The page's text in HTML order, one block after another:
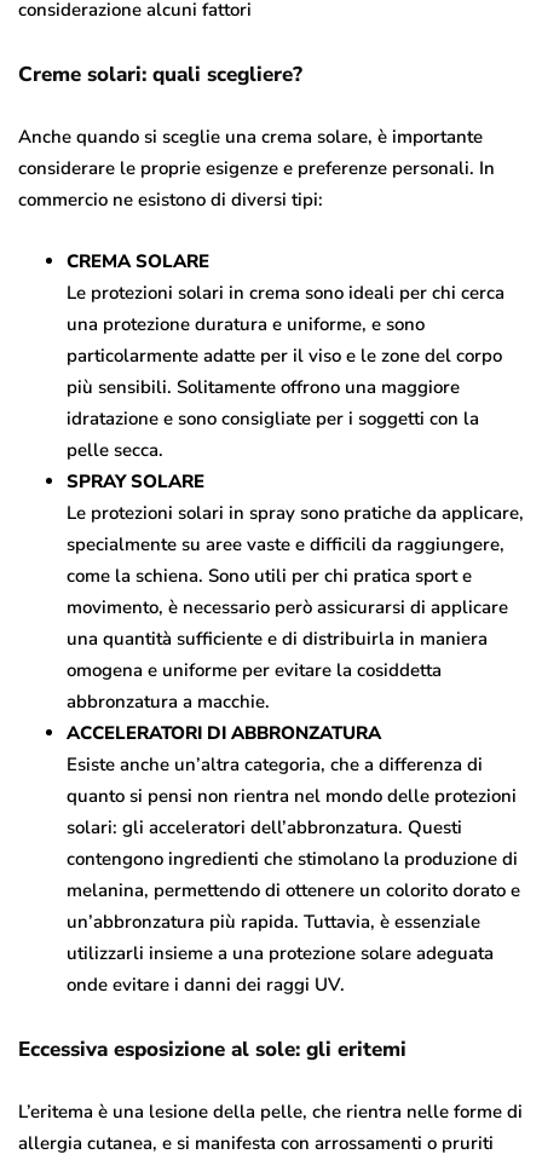
considerazione alcuni fattori
Creme solari: quali scegliere?
Anche quando si sceglie una crema solare, è importante
considerare le proprie esigenze e preferenze personali. In
commercio ne esistono di diversi tipi:
CREMA SOLARE
Le protezioni solari in crema sono ideali per chi cerca
una protezione duratura e uniforme, e sono
particolarmente adatte per il viso e le zone del corpo
più sensibili. Solitamente offrono una maggiore
idratazione e sono consigliate per i soggetti con la
pelle secca.
SPRAY SOLARE
Le protezioni solari in spray sono pratiche da applicare,
specialmente su aree vaste e difficili da raggiungere,
come la schiena. Sono utili per chi pratica sport e
movimento, è necessario però assicurarsi di applicare
una quantità sufficiente e di distribuirla in maniera
omogena e uniforme per evitare la cosiddetta
abbronzatura a macchie.
ACCELERATORI DI ABBRONZATURA
Esiste anche un’altra categoria, che a differenza di
quanto si pensi non rientra nel mondo delle protezioni
solari: gli acceleratori dell’abbronzatura. Questi
contengono ingredienti che stimolano la produzione di
melanina, permettendo di ottenere un colorito dorato e
un’abbronzatura più rapida. Tuttavia, è essenziale
utilizzarli insieme a una protezione solare adeguata
onde evitare i danni dei raggi UV.
Eccessiva esposizione al sole: gli eritemi
L’eritema è una lesione della pelle, che rientra nelle forme di
allergia cutanea, e si manifesta con arrossamenti o pruriti